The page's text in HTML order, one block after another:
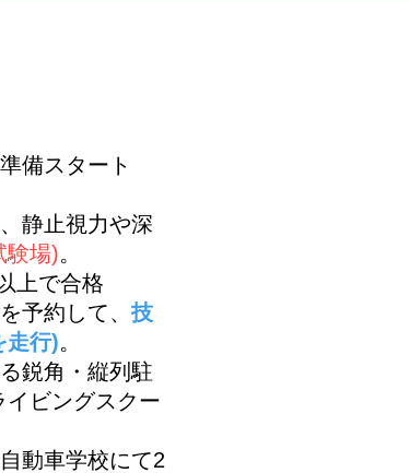
備スタート
静止視力や深
験場)。
上で合格
予約して、 技
走行)。
鋭角・縦列駐
ビングスクー
動車学校にて2